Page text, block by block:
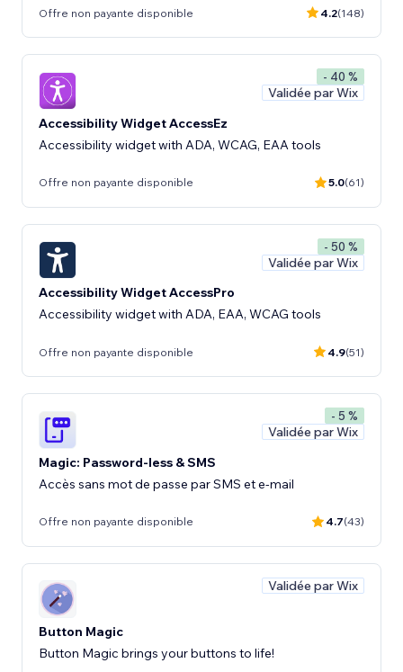
Offre non payante disponible 4.2(148)
- 40 %
Validée par Wix
Accessibility Widget AccessEz
Accessibility widget with ADA, WCAG, EAA tools
Offre non payante disponible 5.0(61)
- 50 %
Validée par Wix
Accessibility Widget AccessPro
Accessibility widget with ADA, EAA, WCAG tools
Offre non payante disponible 4.9(51)
- 5 %
Validée par Wix
Magic: Password-less & SMS
Accès sans mot de passe par SMS et e-mail
Offre non payante disponible 4.7(43)
Validée par Wix
Button Magic
Button Magic brings your buttons to life!